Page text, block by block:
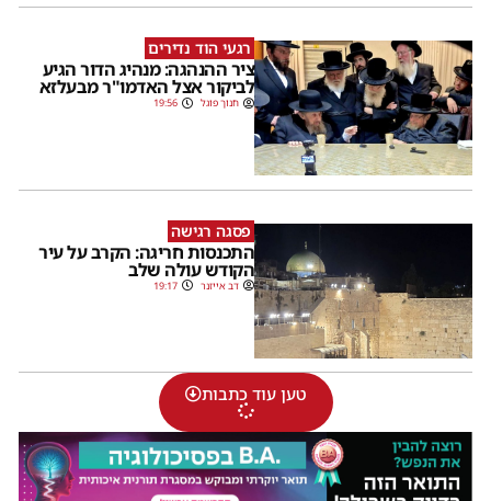
רגעי הוד נדירים
ציר ההנהגה: מנהיג הדור הגיע
לביקור אצל האדמו"ר מבעלזא
חנוך פוגל 19:56
פסגה רגישה
התכנסות חריגה: הקרב על עיר
הקודש עולה שלב
דב אייזנר 19:17
טען עוד כתבות